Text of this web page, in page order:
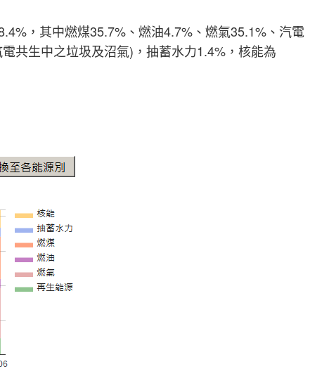
，其中燃煤35.7%、燃油4.7%、燃氣35.1%、汽電
共生中之垃圾及沼氣)，抽蓄水力1.4%，核能為